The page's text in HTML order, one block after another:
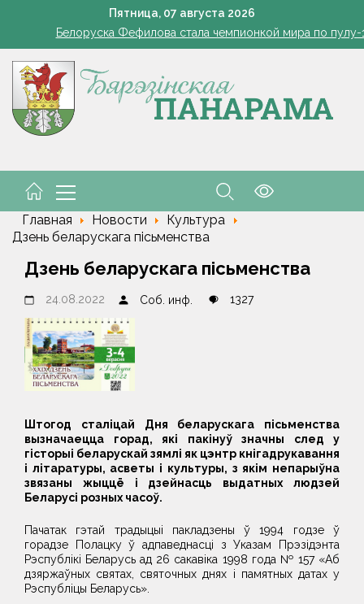
Пятница, 07 августа 2026
поврежденные авто. Последствия непогоды устраняют в
Белоруска Фефилова стала чемпионкой мира по пулу-
буфеты, вендинговые аппараты. Минобразования об
дня дружбы и спортивной энергии. Под Воложином дали старт
поврежденные авто. Последствия непогоды устраняют в
Главная Новости
Культура
Дзень беларускага пісьменства
Дзень беларускага пісьменства
24.08.2022 Соб. инф. 1327
Штогод сталіцай Дня беларускага пісьменства
вызначаецца горад, які пакінуў значны след у
гісторыі беларускай зямлі як цэнтр кнігадрукавання
і літаратуры, асветы і культуры, з якім непарыўна
звязаны жыццё і дзейнасць выдатных людзей
Беларусі розных часоў.
Пачатак гэтай традыцыі пакладзены ў 1994 годзе ў
горадзе Полацку ў адпаведнасці з Указам Прэзідэнта
Рэспублікі Беларусь ад 26 сакавіка 1998 года № 157 «Аб
дзяржаўных святах, святочных днях і памятных датах у
Рэспубліцы Беларусь».